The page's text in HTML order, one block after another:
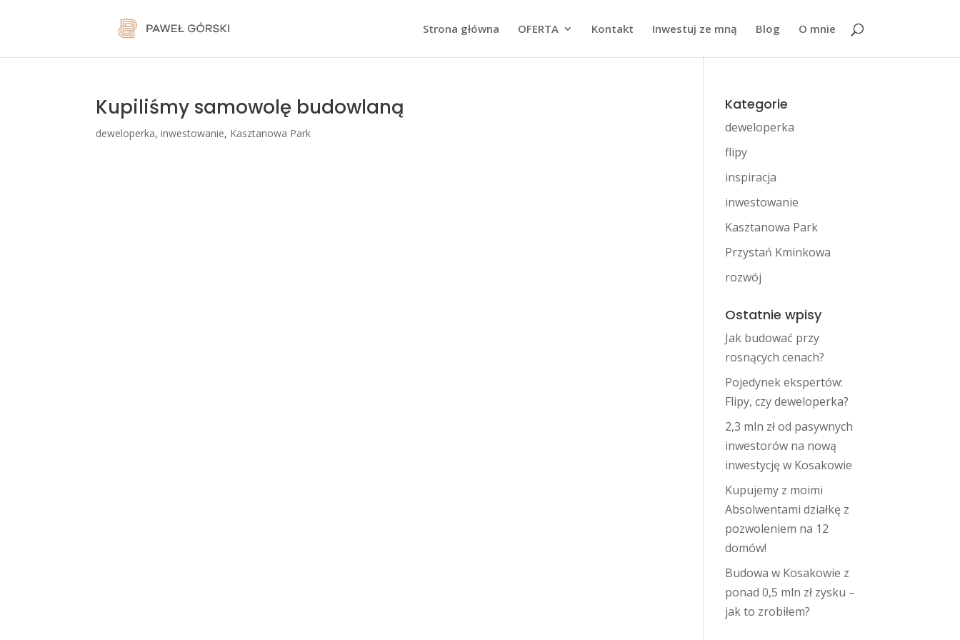
Strona główna OFERTA Kontakt Inwestuj ze mną Blog O mnie
Kupiliśmy samowolę budowlaną
deweloperka,inwestowanie, Kasztanowa Park
Kategorie
deweloperka
flipy
inspiracja
inwestowanie
Kasztanowa Park
Przystań Kminkowa
rozwój
Ostatnie wpisy
Jak budować przy
rosnących cenach?
Pojedynek ekspertów:
Flipy, czy deweloperka?
2,3 mln zł od pasywnych
inwestorów na nową
inwestycję w Kosakowie
Kupujemy z moimi
Absolwentami działkę z
pozwoleniem na 12
domów!
Budowa w Kosakowie z
ponad 0,5 mln zł zysku –
jak to zrobiłem?